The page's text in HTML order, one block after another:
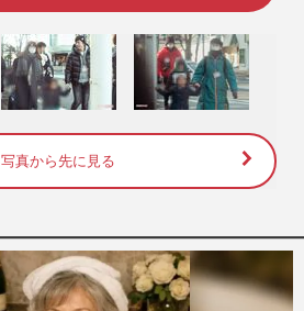
写真から先に見る